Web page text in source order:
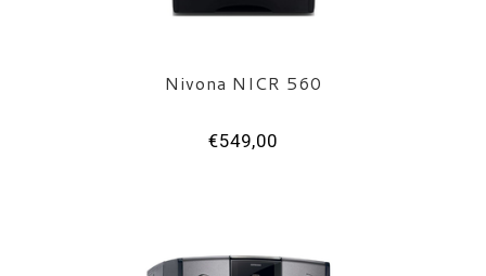
Nivona NICR 560
€549,00